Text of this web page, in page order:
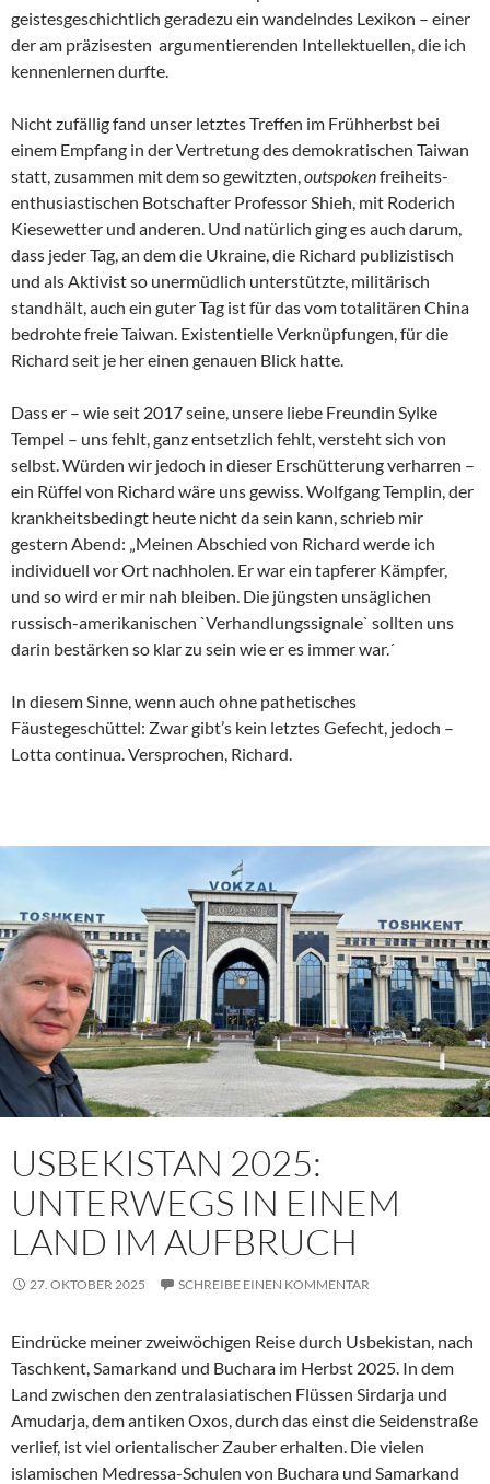
geistesgeschichtlich geradezu ein wandelndes Lexikon – einer
der am präzisesten argumentierenden Intellektuellen, die ich
kennenlernen durfte.
Nicht zufällig fand unser letztes Treffen im Frühherbst bei
einem Empfang in der Vertretung des demokratischen Taiwan
statt, zusammen mit dem so gewitzten,outspokenfreiheits-
enthusiastischen Botschafter Professor Shieh, mit Roderich
Kiesewetter und anderen. Und natürlich ging es auch darum,
dass jeder Tag, an dem die Ukraine, die Richard publizistisch
und als Aktivist so unermüdlich unterstützte, militärisch
standhält, auch ein guter Tag ist für das vom totalitären China
bedrohte freie Taiwan. Existentielle Verknüpfungen, für die
Richard seit je her einen genauen Blick hatte.
Dass er – wie seit 2017 seine, unsere liebe Freundin Sylke
Tempel – uns fehlt, ganz entsetzlich fehlt, versteht sich von
selbst. Würden wir jedoch in dieser Erschütterung verharren –
ein Rüffel von Richard wäre uns gewiss. Wolfgang Templin, der
krankheitsbedingt heute nicht da sein kann, schrieb mir
gestern Abend: „Meinen Abschied von Richard werde ich
individuell vor Ort nachholen. Er war ein tapferer Kämpfer,
und so wird er mir nah bleiben. Die jüngsten unsäglichen
russisch-amerikanischen `Verhandlungssignale` sollten uns
darin bestärken so klar zu sein wie er es immer war.´
In diesem Sinne, wenn auch ohne pathetisches
Fäustegeschüttel: Zwar gibt’s kein letztes Gefecht, jedoch –
Lotta continua. Versprochen, Richard.
USBEKISTAN 2025:
UNTERWEGS IN EINEM
LAND IM AUFBRUCH
27. OKTOBER 2025 SCHREIBE EINEN KOMMENTAR
Eindrücke meiner zweiwöchigen Reise durch Usbekistan, nach
Taschkent, Samarkand und Buchara im Herbst 2025. In dem
Land zwischen den zentralasiatischen Flüssen Sirdarja und
Amudarja, dem antiken Oxos, durch das einst die Seidenstraße
verlief, ist viel orientalischer Zauber erhalten. Die vielen
islamischen Medressa-Schulen von Buchara und Samarkand